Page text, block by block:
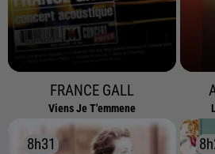
FRANCE GALL
Viens Je T'emmene
8h31
8h31